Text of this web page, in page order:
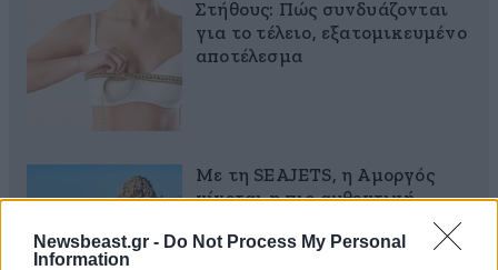
Newsbeast.gr - Do Not Process My Personal
Information
Στήθους: Πώς συνδυάζονται
για το τέλειο, εξατομικευμένο
αποτέλεσμα
Με τη SEAJETS, η Αμοργός
γίνεται η πιο αυθεντική